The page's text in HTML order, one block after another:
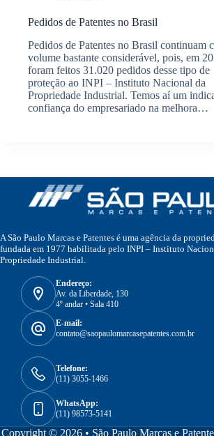
Pedidos de Patentes no Brasil
Pedidos de Patentes no Brasil continuam
volume bastante considerável, pois, em
foram feitos 31.020 pedidos desse tipo de
proteção ao INPI – Instituto Nacional da
Propriedade Industrial. Temos aí um
confiança do empresariado na melhora…
A São Paulo Marcas e Patentes é uma agência da
fundada em 1977 habilitada pelo INPI – Instituto
Propriedade Industrial.
Endereço:
Av. da Liberdade, 130
4º andar • Sala 410
E-mail:
contato@saopaulomarcasepatentes.com.br
Telefone:
(11) 3055-1466
WhatsApp:
(11) 98573-5141
Copyright © 2026 • São Paulo Marcas e